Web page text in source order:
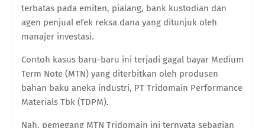
terbatas pada emiten, pialang, bank kustodian dan
agen penjual efek reksa dana yang ditunjuk oleh
manajer investasi.
Contoh kasus baru-baru ini terjadi gagal bayar Medium
Term Note (MTN) yang diterbitkan oleh produsen
bahan baku aneka industri, PT Tridomain Performance
Materials Tbk (TDPM).
Nah, pemegang MTN Tridomain ini ternyata sebagian